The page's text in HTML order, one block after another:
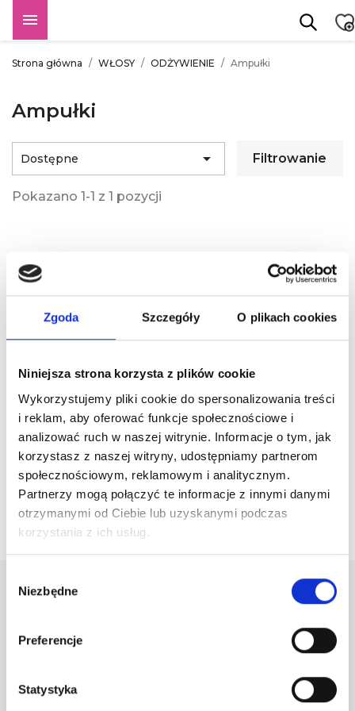
Zgoda Szczegóły O plikach cookies
Niniejsza strona korzysta z plików cookie
Wykorzystujemy pliki cookie do spersonalizowania treści
i reklam, aby oferować funkcje społecznościowe i
analizować ruch w naszej witrynie. Informacje o tym, jak
korzystasz z naszej witryny, udostępniamy partnerom
społecznościowym, reklamowym i analitycznym.
Partnerzy mogą połączyć te informacje z innymi danymi
otrzymanymi od Ciebie lub uzyskanymi podczas
korzystania z ich usług.
zgody
Niezbędne
Preferencje
Statystyka

Strona główna WŁOSY ODŻYWIENIE Ampułki
Ampułki
Dostępne  Filtrowanie
Pokazano 1-1 z 1 pozycji
MULTIVITAMIN COMPLEX Hipertin 10 X 10 Ml
189,99 zł
Otrzymuj informację o nowościach i wyprzedażach